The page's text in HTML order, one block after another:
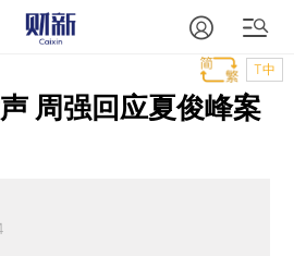
T中
周强回应夏俊峰案